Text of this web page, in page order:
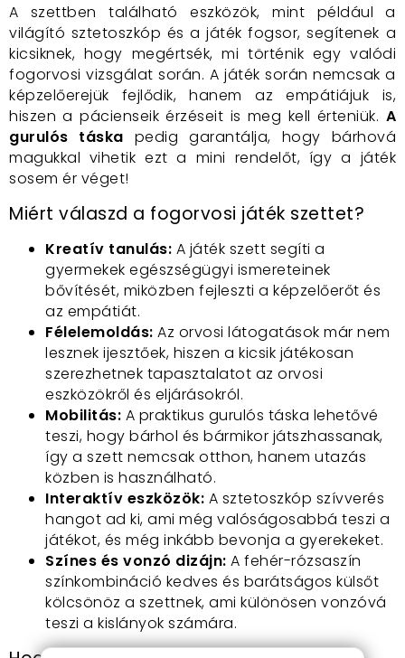
A szettben található eszközök, mint például a
világító sztetoszkóp és a játék fogsor, segítenek a
kicsiknek, hogy megértsék, mi történik egy valódi
fogorvosi vizsgálat során. A játék során nemcsak a
képzelőerejük fejlődik, hanem az empátiájuk is,
hiszen a pácienseik érzéseit is meg kell érteniük. A
gurulós táska pedig garantálja, hogy bárhová
magukkal vihetik ezt a mini rendelőt, így a játék
sosem ér véget!
Miért válaszd a fogorvosi játék szettet?
Kreatív tanulás: A játék szett segíti a
gyermekek egészségügyi ismereteinek
bővítését, miközben fejleszti a képzelőerőt és
az empátiát.
Félelemoldás: Az orvosi látogatások már nem
lesznek ijesztőek, hiszen a kicsik játékosan
szerezhetnek tapasztalatot az orvosi
eszközökről és eljárásokról.
Mobilitás: A praktikus gurulós táska lehetővé
teszi, hogy bárhol és bármikor játszhassanak,
így a szett nemcsak otthon, hanem utazás
közben is használható.
Interaktív eszközök: A sztetoszkóp szívverés
hangot ad ki, ami még valóságosabbá teszi a
játékot, és még inkább bevonja a gyerekeket.
Színes és vonzó dizájn: A fehér-rózsaszín
színkombináció kedves és barátságos külsőt
kölcsönöz a szettnek, ami különösen vonzóvá
teszi a kislányok számára.